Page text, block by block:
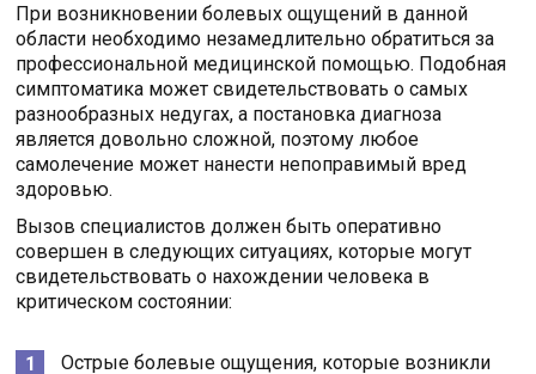
При возникновении болевых ощущений в данной
области необходимо незамедлительно обратиться за
профессиональной медицинской помощью. Подобная
симптоматика может свидетельствовать о самых
разнообразных недугах, а постановка диагноза
является довольно сложной, поэтому любое
самолечение может нанести непоправимый вред
здоровью.
Вызов специалистов должен быть оперативно
совершен в следующих ситуациях, которые могут
свидетельствовать о нахождении человека в
критическом состоянии:
Острые болевые ощущения, которые возникли